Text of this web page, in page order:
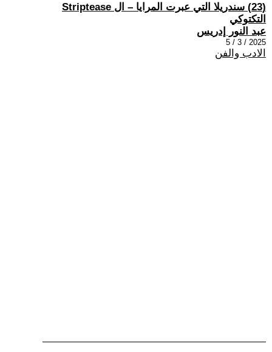
(23) سندريلا التي عبرت المرايا – ال Striptease
التكتوكي
عبد النور إدريس
2025 / 3 / 5
الادب والفن